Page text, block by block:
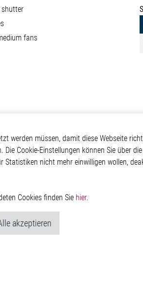
shutter
fans
Über Elmos
Unternehmen
Investor
Weitere Links
Glossar
Kontakt
werden müssen, damit diese Webseite
Cookie-Einstellungen können Sie über
nicht mehr einwilligen wollen,
Cookies finden Sie hier.
akzeptieren